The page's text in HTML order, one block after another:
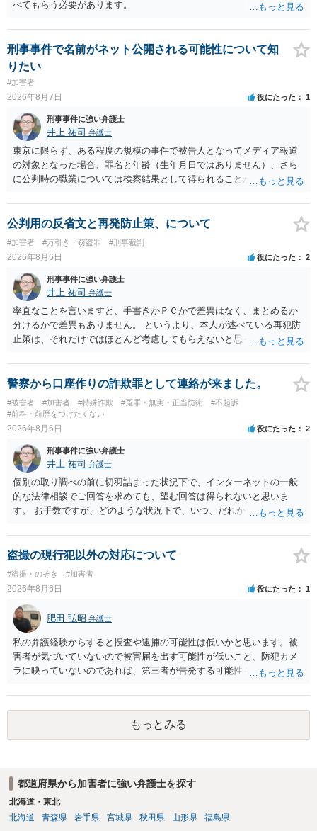
べてもらう必要があります。
刑事事件で名前がネット公開される可能性について知
りたい
#加害者
2026年8月7日 役にたった 1
刑事事件に強い弁護士
井上 祐司 弁護士
東京に限らず、ある程度の規模の事件で被告人となってメディア報道
の対象となった場合、罪名と年齢（生年月日ではありません）、さら
に公判時の職業については検察結果として得られることが通常です。
公判用の反省文と再発防止策、について
#加害者 #万引き・窃盗罪 #刑事裁判
2026年8月6日 役にたった 2
刑事事件に強い弁護士
井上 祐司 弁護士
率直なことを言いますと、手書きかＰＣかで差異はなく、まとめるか
分けるかで差異もありません。 というより、本人が述べている再犯防
止策は、それだけではほとんど考慮してもらえないと思った方が良い
やカウンセリング・治療の内容 ・利用している再犯防止策（例えば保
護観察所と連携した職業支援の内容や具体的な就労・監督状況） ・監
督者の証言 など、証拠で担保された客観性と実現可能性があるもので
なければあまり意味がありません。 もともと執行猶予が狙える事案で
あれば本人の反省の言葉だけで十分であり、実刑となるか微妙な事案
いうのが実感です。
警察から口座作りの詐欺罪として連絡が来ました。
#被害者 #加害者 #特殊詐欺 #冤罪・無実・正当防衛
#不起訴
#前科・前歴をつけたくない
2026年8月6日 役にたった 2
刑事事件に強い弁護士
井上 祐司 弁護士
個別の取り調べの前に切羽詰まった状況下で、インターネットの一般
的な法律相談でご回答を求めても、望む回答は得られないと思いま
す。 お手数ですが、どのような状況下で、いつ、だれからどのような
の程度だと聞いているのかということについて、お近くで詳細な法律
相談を受けられたうえで対処方法を探された方がよいと思われます。
一般論でいえば、任意取り調べの場合、ＩＣレコーダーを持参して取
り調べ内容を録音することは必須だと考えます。
盗撮の現行犯以外の対応について
#盗撮・のぞき #加害者
2026年8月6日 役にたった 1
肥田 弘昭 弁護士
私の弁護経験からすると捜査や逮捕の可能性は低いかと思います。被
害者が気づいていないので被害届を出す可能性が低いこと、防犯カメ
ラに映っていないのであれば、第三者が告発する可能性も低いこと、
座る女性を盗撮(全体像写真1枚と5秒程度の動画)してしまいました。下
着や胸など強調したものではありません。」とありますが、少なくと
も捜査段階では性的姿態等撮影罪の被疑事実で逮捕勾留されるケース
が私の弁護経験では多くなった印象です（最終的には不起訴ないし各
もっとみる
都道府県から加害者に強い弁護士を探す
北海道・東北
北海道
青森県 岩手県 宮城県 秋田県 山形県 福島県